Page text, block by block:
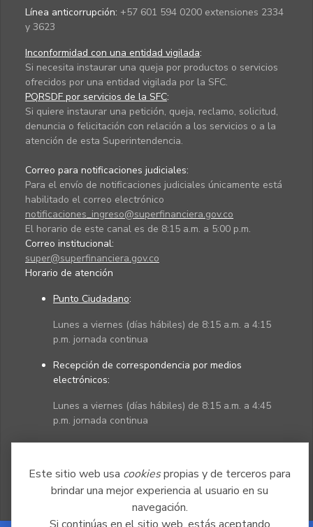
Este sitio web usa cookiespropias y de terceros para
brindar una mejor experiencia al usuario en su
navegación.
Línea anticorrupción: +57 601 594 0200 extensiones 2334
y 3623
Inconformidad con una entidad vigilada:
Si necesita instaurar una queja por productos o servicios
ofrecidos por una entidad vigilada por la SFC.
PQRSDF por servicios de la SFC:
Si quiere instaurar una petición, queja, reclamo, solicitud,
denuncia o felicitación con relación a los servicios o a la
atención de esta Superintendencia.
Correo para notificaciones judiciales:
Para el envío de notificaciones judiciales únicamente está
habilitado el correo electrónico
notificaciones_ingreso@superfinanciera.gov.co
El horario de este canal es de 8:15 a.m. a 5:00 p.m.
Correo institucional:
super@superfinanciera.gov.co
Horario de atención
Punto Ciudadano:
Lunes a viernes (días hábiles) de 8:15 a.m. a 4:15
p.m. jornada continua
Recepción de correspondencia por medios
electrónicos:
Lunes a viernes (días hábiles) de 8:15 a.m. a 4:45
p.m. jornada continua